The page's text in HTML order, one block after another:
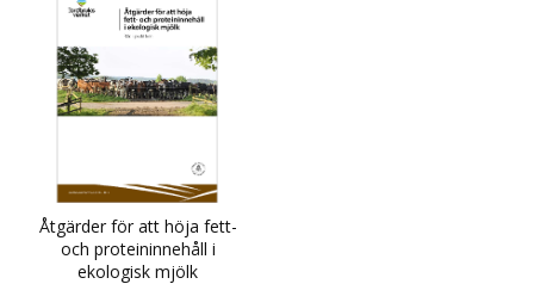
Åtgärder för att höja fett-
och proteininnehåll i
ekologisk mjölk